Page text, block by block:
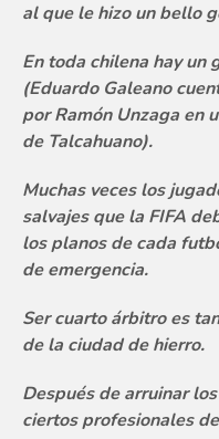
al que le hizo un bello
En toda chilena hay un
(Eduardo Galeano
por Ramón Unzaga en
de Talcahuano).
Muchas veces los
salvajes que la FIFA
los planos de cada
de emergencia.
Ser cuarto árbitro es
de la ciudad de hierro.
Después de arruinar
ciertos profesionales